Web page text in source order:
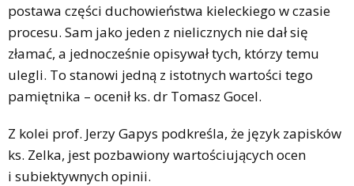
postawa części duchowieństwa kieleckiego w czasie
procesu. Sam jako jeden z nielicznych nie dał się
złamać, a jednocześnie opisywał tych, którzy temu
ulegli. To stanowi jedną z istotnych wartości tego
pamiętnika – ocenił ks. dr Tomasz Gocel.
Z kolei prof. Jerzy Gapys podkreśla, że język zapisków
ks. Zelka, jest pozbawiony wartościujących ocen
i subiektywnych opinii.